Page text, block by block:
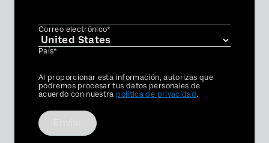
Correo electrónico*
País*
Privacy
Optin
Al proporcionar esta información, autorizas que
podremos procesar tus datos personales de
acuerdo con nuestra política de privacidad.